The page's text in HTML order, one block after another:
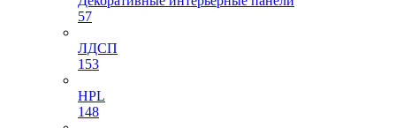
57
ЛДСП
153
HPL
148